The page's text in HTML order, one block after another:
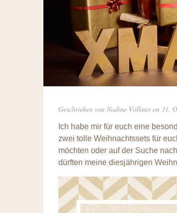
Geschrieben von Nadine Völkner on 31.
Ich habe mir für euch eine
zwei tolle Weihnachtssets für
möchten oder auf der Suche
dürften meine diesjährigen